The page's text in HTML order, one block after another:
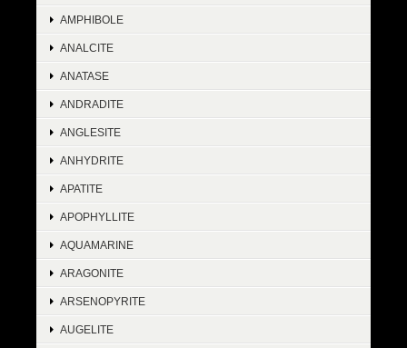
AMPHIBOLE
ANALCITE
ANATASE
ANDRADITE
ANGLESITE
ANHYDRITE
APATITE
APOPHYLLITE
AQUAMARINE
ARAGONITE
ARSENOPYRITE
AUGELITE